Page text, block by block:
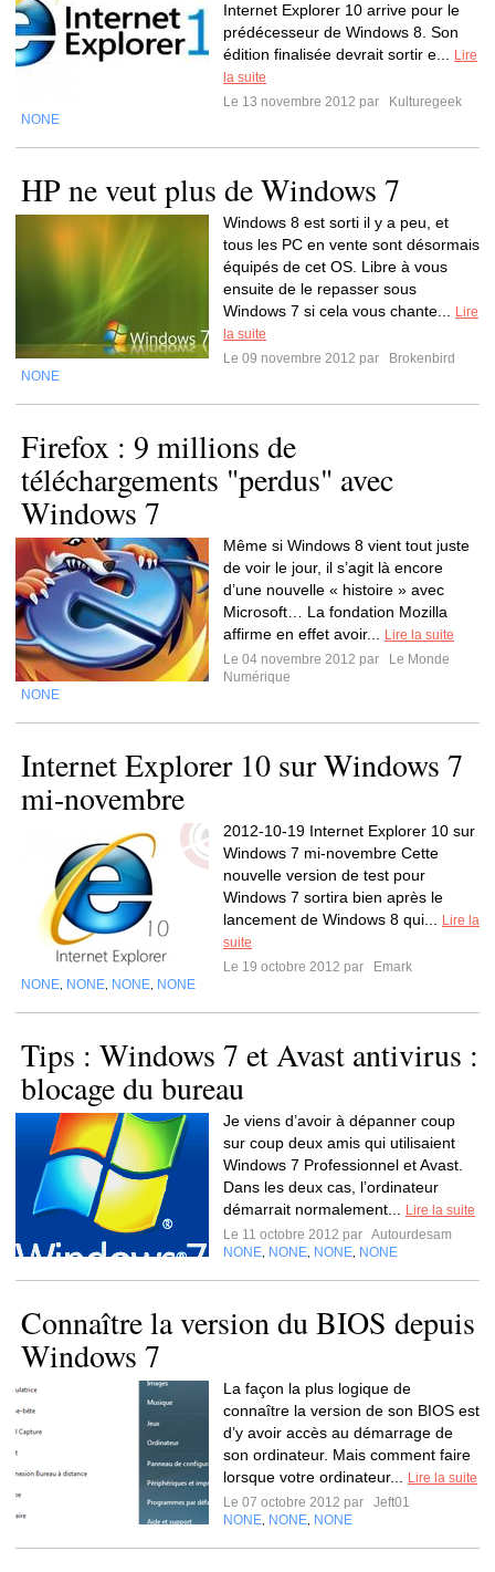
Internet Explorer 10 arrive pour le
prédécesseur de Windows 8. Son
édition finalisée devrait sortir e...
Lire
la suite
Le 13 novembre 2012 par
Kulturegeek
NONE
HP ne veut plus de Windows 7
Windows 8 est sorti il y a peu, et
tous les PC en vente sont désormais
équipés de cet OS. Libre à vous
ensuite de le repasser sous
Windows 7 si cela vous chante...
Lire
la suite
Le 09 novembre 2012 par
Brokenbird
NONE
Firefox : 9 millions de
téléchargements "perdus" avec
Windows 7
Même si Windows 8 vient tout juste
de voir le jour, il s’agit là encore
d’une nouvelle « histoire » avec
Microsoft… La fondation Mozilla
affirme en effet avoir...
Lire la suite
Le 04 novembre 2012 par
Le Monde
Numérique
NONE
Internet Explorer 10 sur Windows 7
mi-novembre
2012-10-19 Internet Explorer 10 sur
Windows 7 mi-novembre Cette
nouvelle version de test pour
Windows 7 sortira bien après le
lancement de Windows 8 qui...
Lire la
suite
Le 19 octobre 2012 par
Emark
NONE NONE NONE NONE
Tips : Windows 7 et Avast antivirus :
blocage du bureau
Je viens d’avoir à dépanner coup
sur coup deux amis qui utilisaient
Windows 7 Professionnel et Avast.
Dans les deux cas, l’ordinateur
démarrait normalement...
Lire la suite
Le 11 octobre 2012 par Autourdesam
NONE NONE NONE NONE
Connaître la version du BIOS depuis
Windows 7
La façon la plus logique de
connaître la version de son BIOS est
d’y avoir accès au démarrage de
son ordinateur. Mais comment faire
lorsque votre ordinateur...
Lire la suite
Le 07 octobre 2012 par
Jeft01
NONE NONE NONE